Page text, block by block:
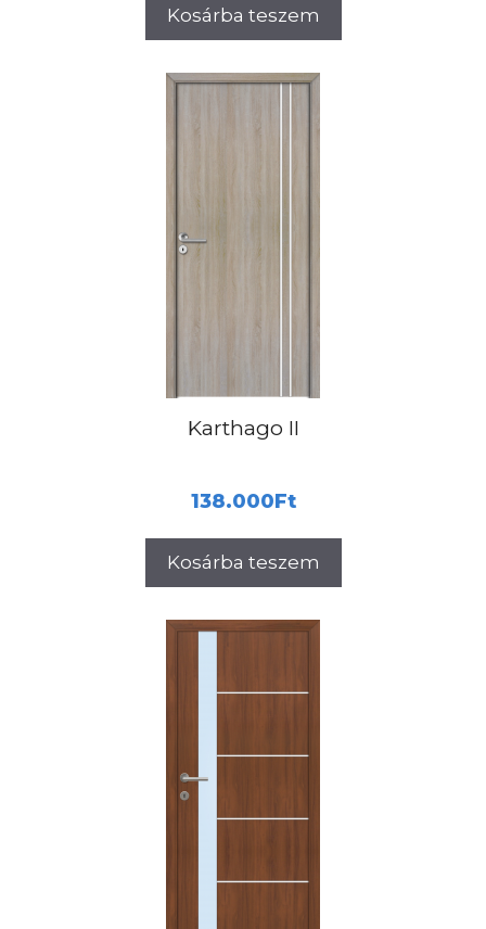
Kosárba teszem
Karthago II
138.000Ft
Kosárba teszem